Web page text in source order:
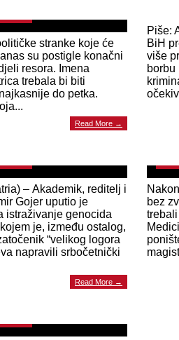
stranke koje će
su postigle konačni
resora. Imena
trebala bi biti
do petka.
Read More →
Piše:
BiH
više
borbu
KAVAZOVIĆU Gradimir
Evrope, nećete Bosance i
– Akademik, reditelj i
Gojer uputio je
istraživanje genocida
je, između ostalog,
“velikog logora
napravili srbočetnički
Read More →
bez
Kako su mediji iz
diplome Sebije
li moćna Bakirova žena?